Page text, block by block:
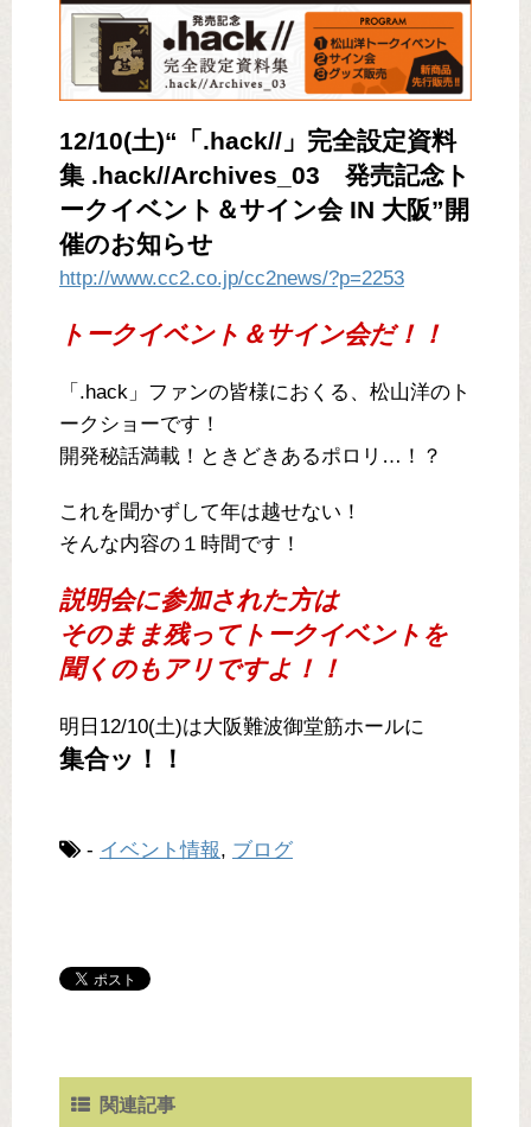
12/10(土)“「.hack//」完全設定資料
集 .hack//Archives_03 発売記念ト
ークイベント＆サイン会 IN 大阪”開
催のお知らせ
http://www.cc2.co.jp/cc2news/?p=2253
トークイベント＆サイン会だ！！
「.hack」ファンの皆様におくる、松山洋のト
ークショーです！
開発秘話満載！ときどきあるポロリ…！？
これを聞かずして年は越せない！
そんな内容の１時間です！
説明会に参加された方は
そのまま残ってトークイベントを
聞くのもアリですよ！！
明日12/10(土)は大阪難波御堂筋ホールに
集合ッ！！
- イベント情報, ブログ
関連記事